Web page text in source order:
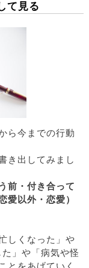
て見る
ら今までの行動
き出してみまし
前・付き合って
愛以外・恋愛）
しくなった」や
」や「病気や怪